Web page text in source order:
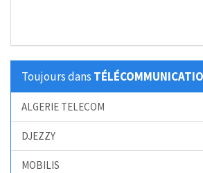
Toujours dans
ALGERIE TELECOM
DJEZZY
MOBILIS